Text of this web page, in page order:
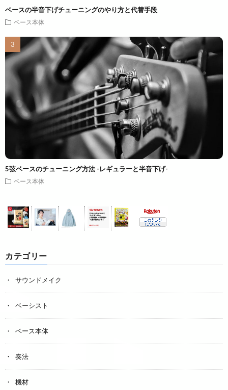
ベースの半音下げチューニングのやり方と代替手段
ベース本体
5弦ベースのチューニング方法 -レギュラーと半音下げ-
ベース本体
カテゴリー
サウンドメイク
ベーシスト
ベース本体
奏法
機材